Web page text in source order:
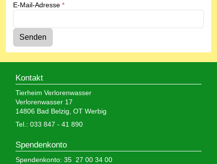
E-Mail-Adresse *
Senden
Kontakt
Tierheim Verlorenwasser
Verlorenwasser 17
14806 Bad Belzig, OT Werbig
Tel.: 033 847 - 41 890
Spendenkonto
Spendenkonto: 35 27 00 34 00